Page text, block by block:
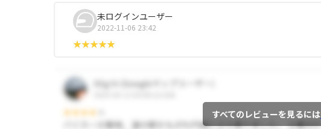
未ログインユーザー
2022-11-06 23:42
すべてのレビューを見るには